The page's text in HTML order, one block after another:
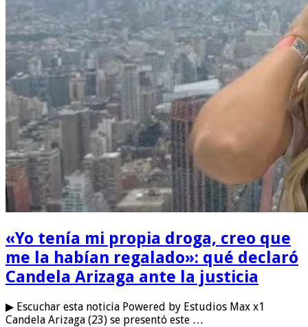
«Yo tenía mi propia droga, creo que
me la habían regalado»: qué declaró
Candela Arizaga ante la justicia
▶ Escuchar esta noticia Powered by Estudios Max x1
Candela Arizaga (23) se presentó este …